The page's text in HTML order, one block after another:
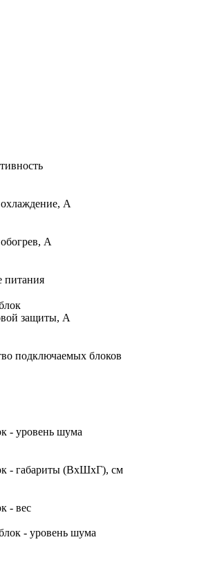
А
А
питания
защиты, А
подключаемых блоков
- уровень шума
- габариты (ВхШхГ), см
- вес
- уровень шума